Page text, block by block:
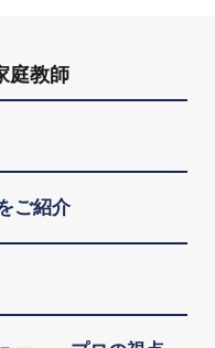
庭教師
ご紹介